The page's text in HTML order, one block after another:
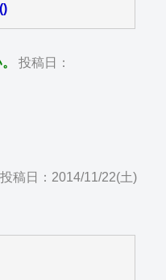
投稿日：
投稿日：2014/11/22(土)